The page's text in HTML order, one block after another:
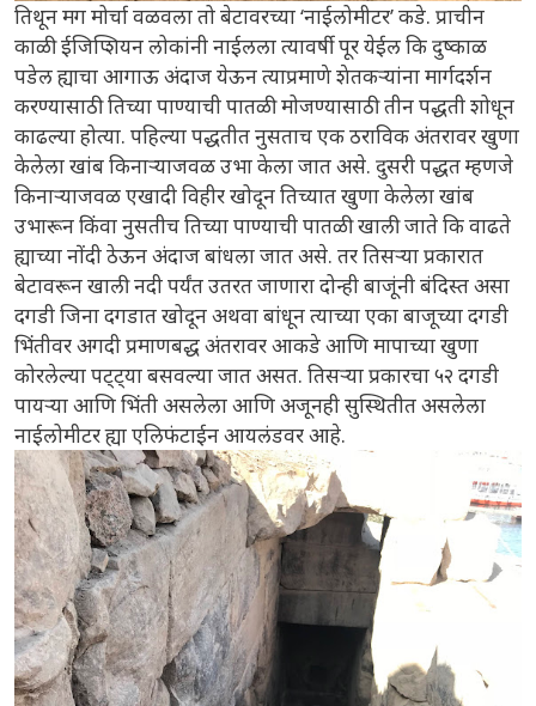
तिथून मग मोर्चा वळवला तो बेटावरच्या ‘नाईलोमीटर’ कडे. प्राचीन
काळी ईजिप्शियन लोकांनी नाईलला त्यावर्षी पूर येईल कि दुष्काळ
पडेल ह्याचा आगाऊ अंदाज येऊन त्याप्रमाणे शेतकऱ्यांना मार्गदर्शन
करण्यासाठी तिच्या पाण्याची पातळी मोजण्यासाठी तीन पद्धती शोधून
काढल्या होत्या. पहिल्या पद्धतीत नुसताच एक ठराविक अंतरावर खुणा
केलेला खांब किनाऱ्याजवळ उभा केला जात असे. दुसरी पद्धत म्हणजे
किनाऱ्याजवळ एखादी विहीर खोदून तिच्यात खुणा केलेला खांब
उभारून किंवा नुसतीच तिच्या पाण्याची पातळी खाली जाते कि वाढते
ह्याच्या नोंदी ठेऊन अंदाज बांधला जात असे. तर तिसऱ्या प्रकारात
बेटावरून खाली नदी पर्यंत उतरत जाणारा दोन्ही बाजूंनी बंदिस्त असा
दगडी जिना दगडात खोदून अथवा बांधून त्याच्या एका बाजूच्या दगडी
भिंतीवर अगदी प्रमाणबद्ध अंतरावर आकडे आणि मापाच्या खुणा
कोरलेल्या पट्ट्या बसवल्या जात असत. तिसऱ्या प्रकारचा ५२ दगडी
पायऱ्या आणि भिंती असलेला आणि अजूनही सुस्थितीत असलेला
नाईलोमीटर ह्या एलिफंटाईन आयलंडवर आहे.